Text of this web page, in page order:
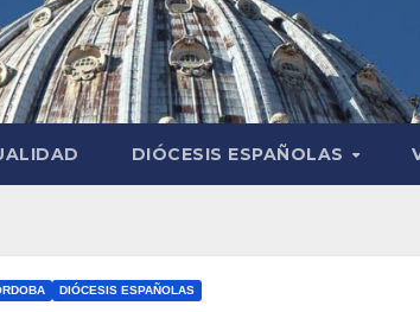
DIÓCESIS ESPAÑOLAS
DIÓCESIS ESPAÑOLAS